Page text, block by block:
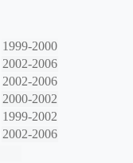
1999-2000
2002-2006
2002-2006
2000-2002
1999-2002
2002-2006